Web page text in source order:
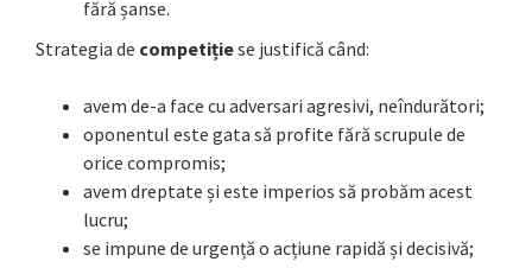
fără șanse.
Strategia de competițiese justifică când:
avem de-a face cu adversari agresivi, neîndurători;
oponentul este gata să profite fără scrupule de
orice compromis;
avem dreptate și este imperios să probăm acest
lucru;
se impune de urgență o acțiune rapidă și decisivă;